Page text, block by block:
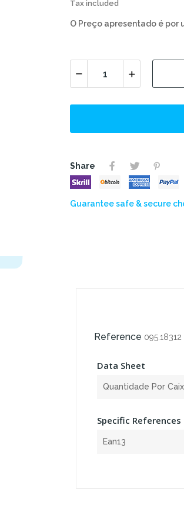
Tax included
O Preço apresentado é por
Share
Guarantee safe & secure
Reference 095.18312
Data Sheet
Quantidade Por
Specific References
Ean13